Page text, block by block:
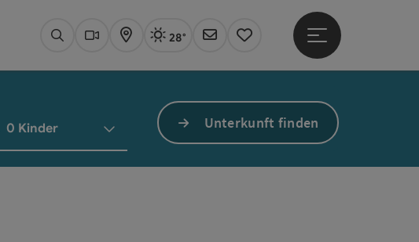
SuchenWebcams
KarteAktuelles Wetter Linz, sonnig
28°
Newsletter
Merkzettel
Hauptmenü öffnen
0 Kinder Unterkunft finden